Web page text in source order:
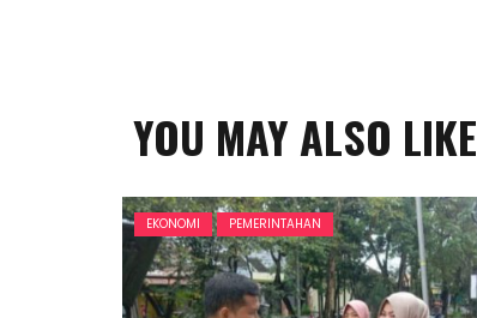
YOU MAY ALSO LIKE
EKONOMI PEMERINTAHAN